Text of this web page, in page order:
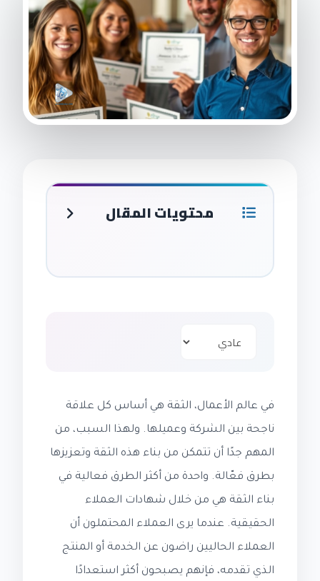
محتويات المقال
في عالم الأعمال، الثقة هي أساس كل علاقة
ناجحة بين الشركة وعميلها. ولهذا السبب، من
المهم جدًا أن تتمكن من بناء هذه الثقة وتعزيزها
بطرق فعّالة. واحدة من أكثر الطرق فعالية في
بناء الثقة هي من خلال شهادات العملاء
الحقيقية. عندما يرى العملاء المحتملون أن
العملاء الحاليين راضون عن الخدمة أو المنتج
الذي تقدمه، فإنهم يصبحون أكثر استعدادًا